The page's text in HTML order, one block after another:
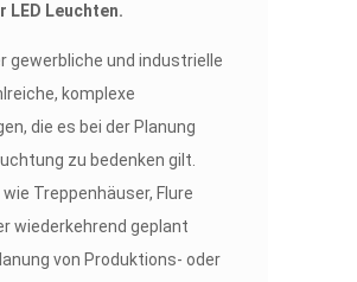
LED Leuchten.
gewerbliche und industrielle
komplexe
die es bei der Planung
zu bedenken gilt.
Treppenhäuser, Flure
wiederkehrend geplant
von Produktions- oder